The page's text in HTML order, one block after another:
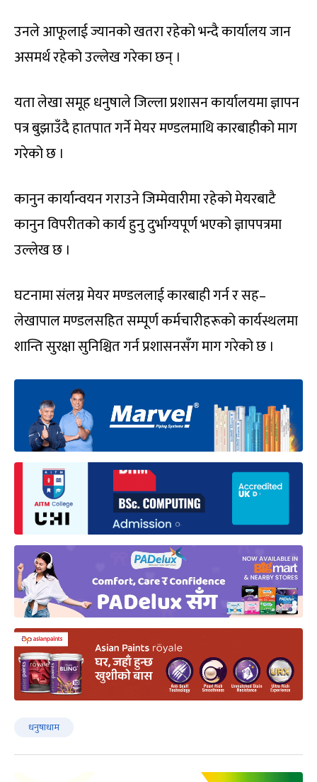
उनले आफूलाई ज्यानको खतरा रहेको भन्दै कार्यालय जान
असमर्थ रहेको उल्लेख गरेका छन् ।
यता लेखा समूह धनुषाले जिल्ला प्रशासन कार्यालयमा ज्ञापन
पत्र बुझाउँदै हातपात गर्ने मेयर मण्डलमाथि कारबाहीको माग
गरेको छ ।
कानुन कार्यान्वयन गराउने जिम्मेवारीमा रहेको मेयरबाटै
कानुन विपरीतको कार्य हुनु दुर्भाग्यपूर्ण भएको ज्ञापपत्रमा
उल्लेख छ ।
घटनामा संलग्न मेयर मण्डललाई कारबाही गर्न र सह–
लेखापाल मण्डलसहित सम्पूर्ण कर्मचारीहरूको कार्यस्थलमा
शान्ति सुरक्षा सुनिश्चित गर्न प्रशासनसँग माग गरेको छ ।
धनुषाधाम